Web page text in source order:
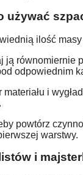
używać
ilość
ją równomiernie
odpowiednim
i
powtórz
warstwy.
i